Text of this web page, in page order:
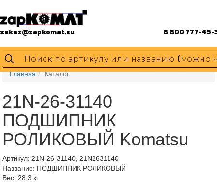
zakaz@zapkomat.su 8 800 777-45-
Главная Каталог
21N-26-31140
ПОДШИПНИК
РОЛИКОВЫЙ Komatsu
Артикул: 21N-26-31140, 21N2631140
Название: ПОДШИПНИК РОЛИКОВЫЙ
Вес: 28.3 кг